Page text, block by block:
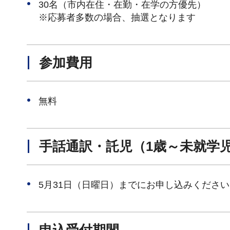
30名（市内在住・在勤・在学の方優先）
※応募者多数の場合、抽選となります
参加費用
無料
手話通訳・託児（1歳～未就学
5月31日（日曜日）までにお申し込みください